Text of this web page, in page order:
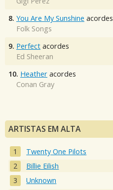
8. You Are My Sunshine acordes
Folk Songs
9. Perfect acordes
Ed Sheeran
10. Heather acordes
Conan Gray
ARTISTAS EM ALTA
Twenty One Pilots
Billie Eilish
Unknown